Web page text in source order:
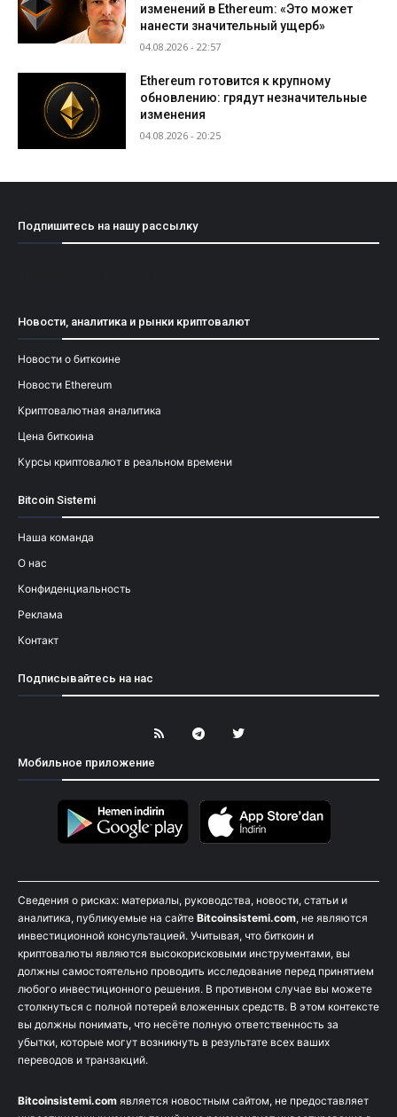
изменений в Ethereum: «Это может
нанести значительный ущерб»
04.08.2026 - 22:57
Ethereum готовится к крупному
обновлению: грядут незначительные
изменения
04.08.2026 - 20:25
Подпишитесь на нашу рассылку
Новости, аналитика и рынки криптовалют
Новости о биткоине
Новости Ethereum
Криптовалютная аналитика
Цена биткоина
Курсы криптовалют в реальном времени
Bitcoin Sistemi
Наша команда
О нас
Конфиденциальность
Реклама
Контакт
Подписывайтесь на нас
Мобильное приложение
Сведения о рисках: материалы, руководства, новости, статьи и
аналитика, публикуемые на сайте Bitcoinsistemi.com, не являются
инвестиционной консультацией. Учитывая, что биткоин и
криптовалюты являются высокорисковыми инструментами, вы
должны самостоятельно проводить исследование перед принятием
любого инвестиционного решения. В противном случае вы можете
столкнуться с полной потерей вложенных средств. В этом контексте
вы должны понимать, что несёте полную ответственность за
убытки, которые могут возникнуть в результате всех ваших
переводов и транзакций.
Bitcoinsistemi.com является новостным сайтом, не предоставляет